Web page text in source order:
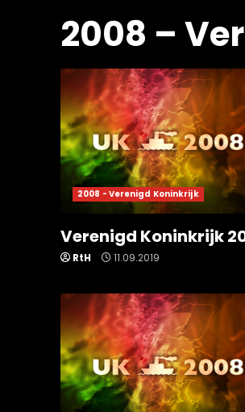
2008 –
2008 - Verenigd Koninkrijk
Verenigd Koninkrijk
RtH 11.09.2019